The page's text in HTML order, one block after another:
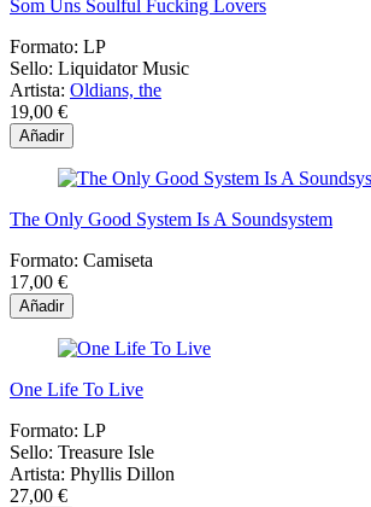
Som Uns Soulful Fucking Lovers
Formato: LP
Sello: Liquidator Music
Artista: Oldians, the
19,00 €
Añadir
The Only Good System Is A Soundsystem
Formato: Camiseta
17,00 €
Añadir
One Life To Live
Formato: LP
Sello: Treasure Isle
Artista: Phyllis Dillon
27,00 €